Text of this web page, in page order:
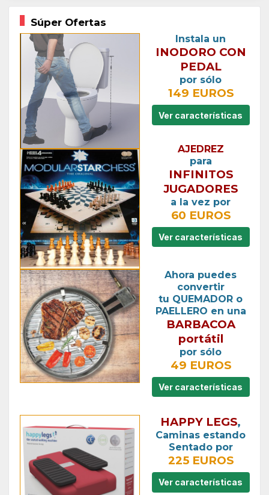
Súper Ofertas
Instala un
INODORO CON
PEDAL
por sólo
149 EUROS
Ver características
AJEDREZ
para
INFINITOS
JUGADORES
a la vez por
60 EUROS
Ver características
Ahora puedes
convertir
tu QUEMADOR o
PAELLERO en una
BARBACOA
portátil
por sólo
49 EUROS
Ver características
HAPPY LEGS,
Caminas estando
Sentado por
225 EUROS
Ver características